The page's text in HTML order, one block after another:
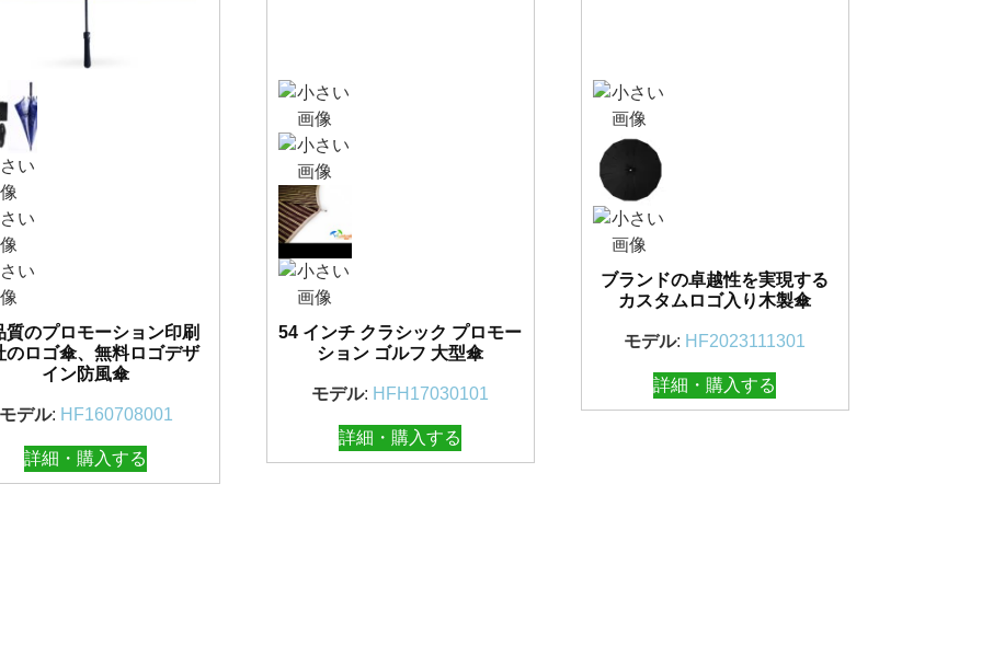
質のプロモーション印刷
のロゴ傘、無料ロゴデザ
イン防風傘
デル: HF160708001
詳細・購入する
54 インチ クラシック プロモー
ション ゴルフ 大型傘
モデル: HFH17030101
詳細・購入する
ブランドの卓越性を実現する
カスタムロゴ入り木製傘
モデル: HF2023111301
詳細・購入する